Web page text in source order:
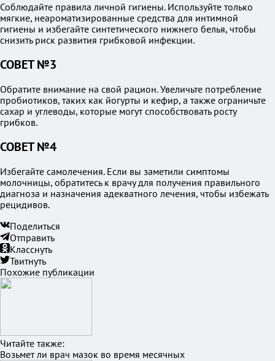
Соблюдайте правила личной гигиены. Используйте только
мягкие, неароматизированные средства для интимной
гигиены и избегайте синтетического нижнего белья, чтобы
снизить риск развития грибковой инфекции.
СОВЕТ №3
Обратите внимание на свой рацион. Увеличьте потребление
пробиотиков, таких как йогурты и кефир, а также ограничьте
сахар и углеводы, которые могут способствовать росту
грибков.
СОВЕТ №4
Избегайте самолечения. Если вы заметили симптомы
молочницы, обратитесь к врачу для получения правильного
диагноза и назначения адекватного лечения, чтобы избежать
рецидивов.
Поделиться
Отправить
Класснуть
Твитнуть
Похожие публикации
Читайте также:
Возьмет ли врач мазок во время месячных